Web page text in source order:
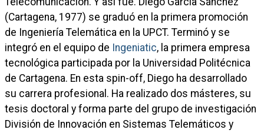
(Cartagena, 1977) se graduó en la primera promoción
de Ingeniería Telemática en la UPCT. Terminó y se
integró en el equipo de Ingeniatic, la primera empresa
tecnológica participada por la Universidad Politécnica
de Cartagena. En esta spin-off, Diego ha desarrollado
su carrera profesional. Ha realizado dos másteres, su
tesis doctoral y forma parte del grupo de investigación
División de Innovación en Sistemas Telemáticos y